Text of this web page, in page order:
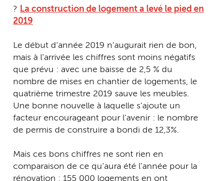
? La construction de logement a levé le pied en
2019
Le début d’année 2019 n’augurait rien de bon,
mais à l’arrivée les chiffres sont moins négatifs
que prévu : avec une baisse de 2,5 % du
nombre de mises en chantier de logements, le
quatrième trimestre 2019 sauve les meubles.
Une bonne nouvelle à laquelle s’ajoute un
facteur encourageant pour l’avenir : le nombre
de permis de construire a bondi de 12,3%.
Mais ces bons chiffres ne sont rien en
comparaison de ce qu’aura été l’année pour la
rénovation : 155 000 logements en ont